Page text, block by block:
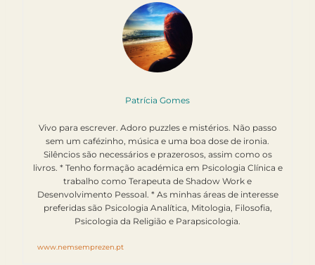
Patrícia Gomes
Vivo para escrever. Adoro puzzles e mistérios. Não passo
sem um cafézinho, música e uma boa dose de ironia.
Silêncios são necessários e prazerosos, assim como os
livros. * Tenho formação académica em Psicologia Clínica e
trabalho como Terapeuta de Shadow Work e
Desenvolvimento Pessoal. * As minhas áreas de interesse
preferidas são Psicologia Analítica, Mitologia, Filosofia,
Psicologia da Religião e Parapsicologia.
www.nemsemprezen.pt